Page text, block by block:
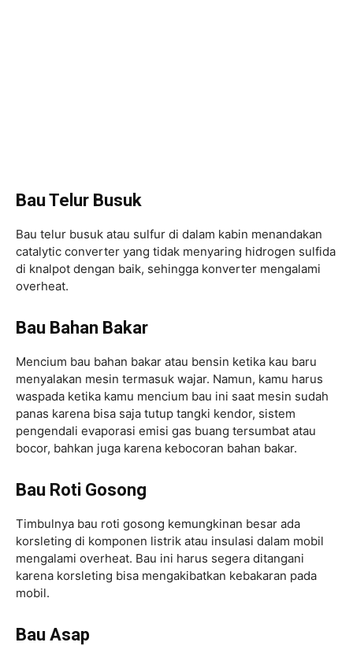
Bau Telur Busuk
Bau telur busuk atau sulfur di dalam kabin menandakan
catalytic converter yang tidak menyaring hidrogen sulfida
di knalpot dengan baik, sehingga konverter mengalami
overheat.
Bau Bahan Bakar
Mencium bau bahan bakar atau bensin ketika kau baru
menyalakan mesin termasuk wajar. Namun, kamu harus
waspada ketika kamu mencium bau ini saat mesin sudah
panas karena bisa saja tutup tangki kendor, sistem
pengendali evaporasi emisi gas buang tersumbat atau
bocor, bahkan juga karena kebocoran bahan bakar.
Bau Roti Gosong
Timbulnya bau roti gosong kemungkinan besar ada
korsleting di komponen listrik atau insulasi dalam mobil
mengalami overheat. Bau ini harus segera ditangani
karena korsleting bisa mengakibatkan kebakaran pada
mobil.
Bau Asap